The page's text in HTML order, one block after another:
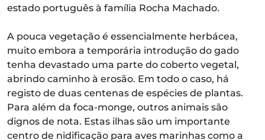
estado português à família Rocha Machado.
A pouca vegetação é essencialmente herbácea,
muito embora a temporária introdução do gado
tenha devastado uma parte do coberto vegetal,
abrindo caminho à erosão. Em todo o caso, há
registo de duas centenas de espécies de plantas.
Para além da foca-monge, outros animais são
dignos de nota. Estas ilhas são um importante
centro de nidificação para aves marinhas como a